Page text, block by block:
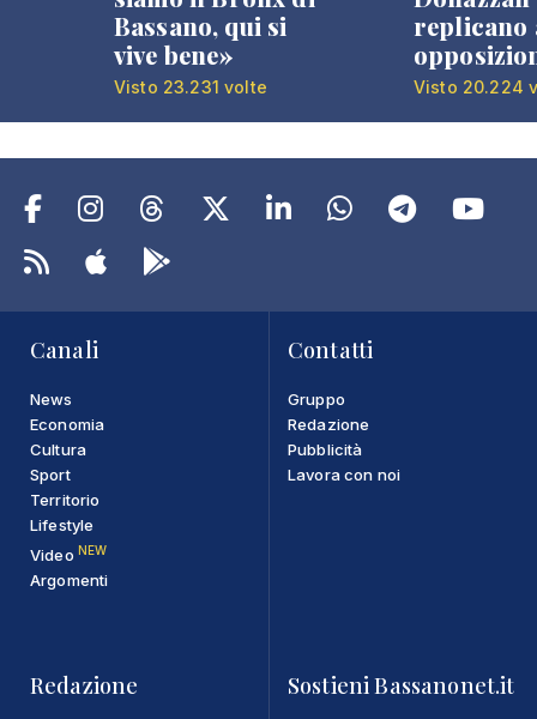
Bassano, qui si
vive bene»
Visto 23.231 volte
replicano
Visto 20.224
Canali
News
Economia
Cultura
Sport
Territorio
Lifestyle
Video NEW
Argomenti
Contatti
Gruppo
Redazione
Pubblicità
Lavora con noi
Redazione Sostieni Bassanonet.it